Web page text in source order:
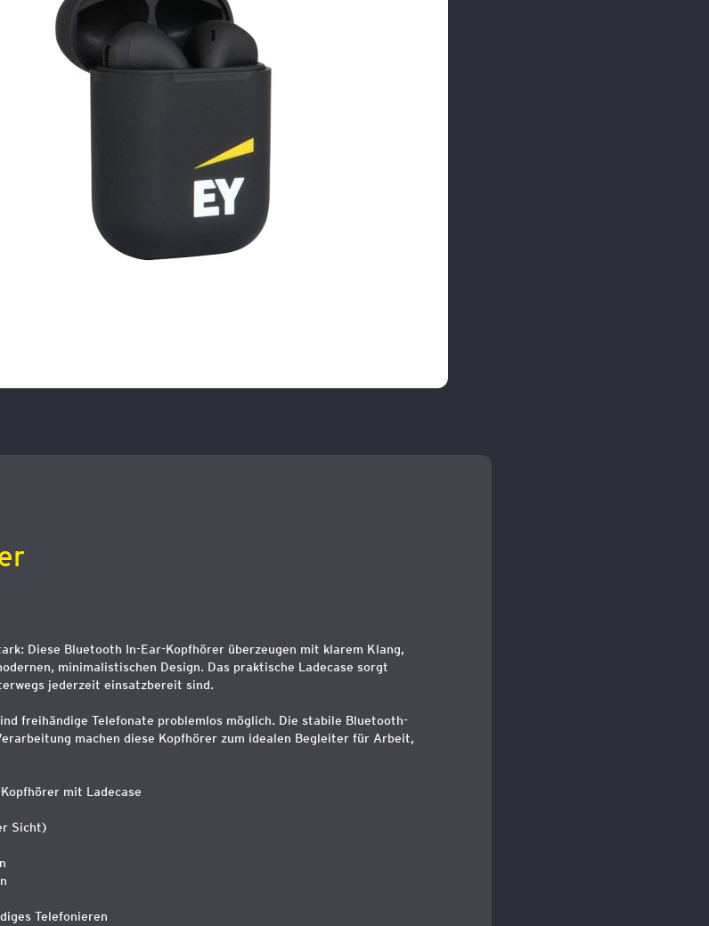
Diese Bluetooth In-Ear-Kopfhörer überzeugen mit klarem Klang,
minimalistischen Design. Das praktische Ladecase sorgt
jederzeit einsatzbereit sind.
freihändige Telefonate problemlos möglich. Die stabile Bluetooth-
machen diese Kopfhörer zum idealen Begleiter für Arbeit,
mit Ladecase
Sicht)
Telefonieren